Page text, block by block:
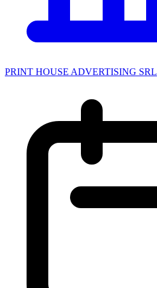
PRINT HOUSE ADVERTISING SRL